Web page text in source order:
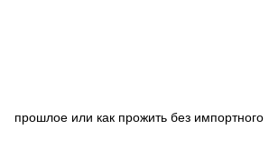
СПЕЦПРОЕКТЫ
прошлое или как прожить без импортного